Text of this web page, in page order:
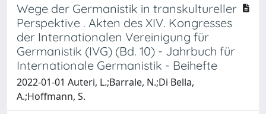
Wege der Germanistik in transkultureller
Perspektive . Akten des XIV. Kongresses
der Internationalen Vereinigung für
Germanistik (IVG) (Bd. 10) - Jahrbuch für
Internationale Germanistik - Beihefte
2022-01-01 Auteri, L.;Barrale, N.;Di Bella,
A.;Hoffmann, S.